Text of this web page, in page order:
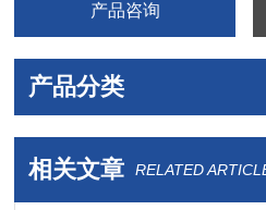
产品咨询
产品分类
相关文章 RELATED